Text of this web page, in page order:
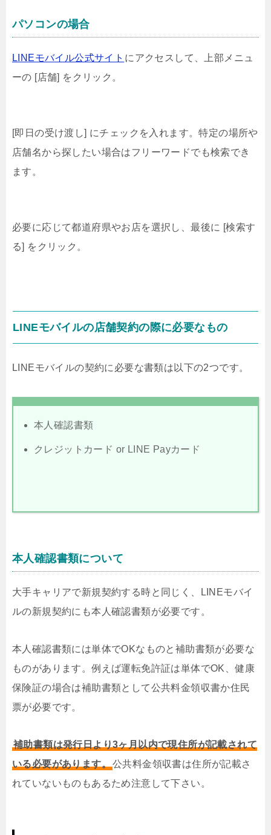
パソコンの場合
LINEモバイル公式サイト にアクセスして、上部メニュ
ーの [店舗] をクリック。
[即日の受け渡し] にチェックを入れます。特定の場所や
店舗名から探したい場合はフリーワードでも検索でき
ます。
必要に応じて都道府県やお店を選択し、最後に [検索す
る] をクリック。
LINEモバイルの店舗契約の際に必要なもの
LINEモバイルの契約に必要な書類は以下の2つです。
本人確認書類
クレジットカード or LINE Payカード
本人確認書類について
大手キャリアで新規契約する時と同じく、LINEモバイ
ルの新規契約にも本人確認書類が必要です。
本人確認書類には単体でOKなものと補助書類が必要な
ものがあります。例えば運転免許証は単体でOK、健康
保険証の場合は補助書類として公共料金領収書か住民
票が必要です。
補助書類は発行日より3ヶ月以内で現住所が記載されて
いる必要があります。
公共料金領収書は住所が記載さ
れていないものもあるため注意して下さい。